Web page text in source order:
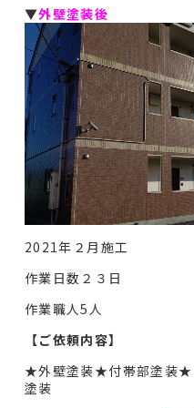
▼外壁塗装後
2021年２月施工
作業日数２３日
作業職人5人
【ご依頼内容】
★外壁塗装★付帯部塗装★
塗装